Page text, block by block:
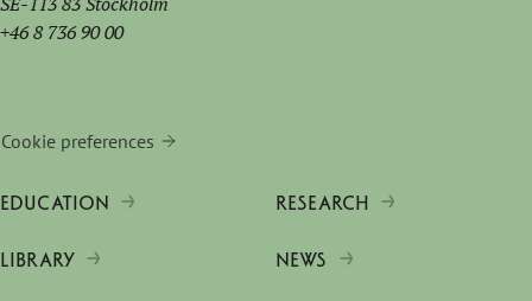
+46 8 736 90 00
Cookie preferences
EDUCATION RESEARCH
LIBRARY NEWS